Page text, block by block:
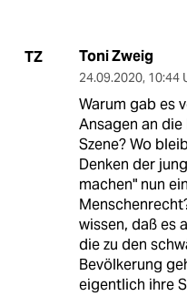
TZ Toni Zweig
24.09.2020, 10:44
Warum gab es
Ansagen an
Szene? Wo
Denken der
machen" nun
wissen, daß es
die zu den
Bevölkerung
eigentlich ihre